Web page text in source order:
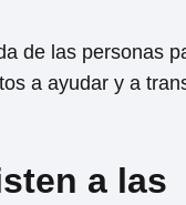
de las personas
a ayudar y a
a las